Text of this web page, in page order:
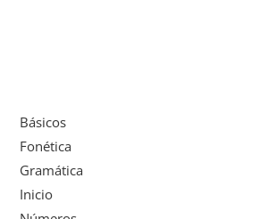
Básicos
Fonética
Gramática
Inicio